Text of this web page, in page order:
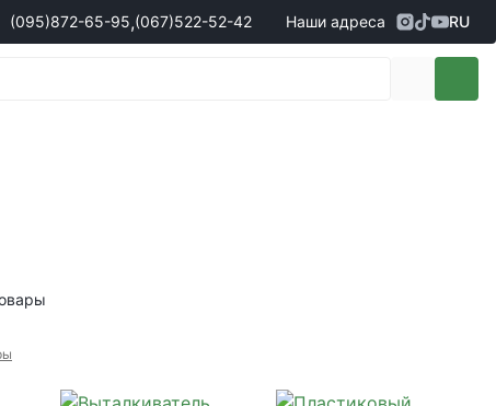
(095)872-65-95,(067)522-52-42
по продаже техники
Наши адреса RU